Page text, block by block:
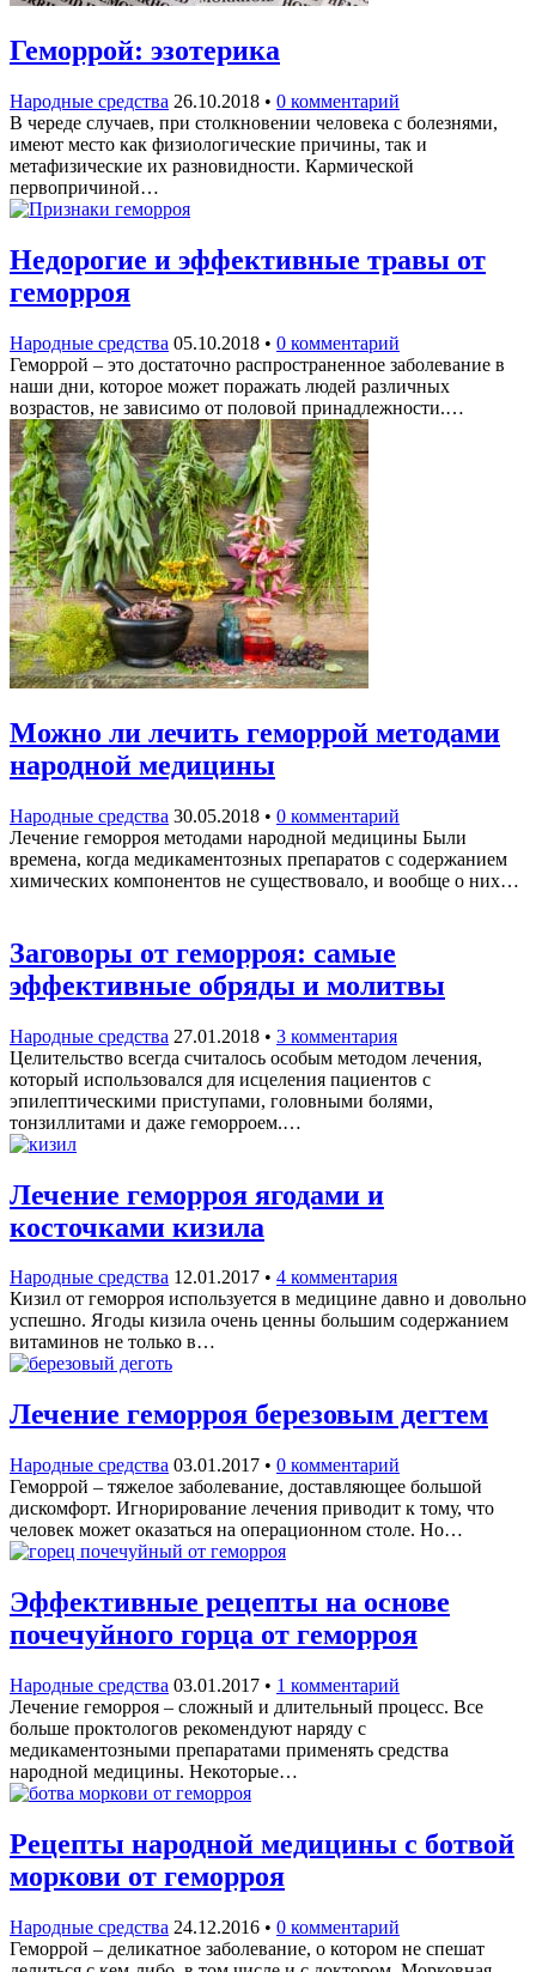
Геморрой: эзотерика
Народные средства 26.10.2018 • 0 комментарий
В череде случаев, при столкновении человека с болезнями,
имеют место как физиологические причины, так и
метафизические их разновидности. Кармической
первопричиной…
Недорогие и эффективные травы от
геморроя
Народные средства 05.10.2018 • 0 комментарий
Геморрой – это достаточно распространенное заболевание в
наши дни, которое может поражать людей различных
возрастов, не зависимо от половой принадлежности.…
Можно ли лечить геморрой методами
народной медицины
Народные средства 30.05.2018 • 0 комментарий
Лечение геморроя методами народной медицины Были
времена, когда медикаментозных препаратов с содержанием
химических компонентов не существовало, и вообще о них…
Заговоры от геморроя: самые
эффективные обряды и молитвы
Народные средства 27.01.2018 • 3 комментария
Целительство всегда считалось особым методом лечения,
который использовался для исцеления пациентов с
эпилептическими приступами, головными болями,
тонзиллитами и даже геморроем.…
Лечение геморроя ягодами и
косточками кизила
Народные средства 12.01.2017 • 4 комментария
Кизил от геморроя используется в медицине давно и довольно
успешно. Ягоды кизила очень ценны большим содержанием
витаминов не только в…
Лечение геморроя березовым дегтем
Народные средства 03.01.2017 • 0 комментарий
Геморрой – тяжелое заболевание, доставляющее большой
дискомфорт. Игнорирование лечения приводит к тому, что
человек может оказаться на операционном столе. Но…
Эффективные рецепты на основе
почечуйного горца от геморроя
Народные средства 03.01.2017 • 1 комментарий
Лечение геморроя – сложный и длительный процесс. Все
больше проктологов рекомендуют наряду с
медикаментозными препаратами применять средства
народной медицины. Некоторые…
Рецепты народной медицины с ботвой
моркови от геморроя
Народные средства 24.12.2016 • 0 комментарий
Геморрой – деликатное заболевание, о котором не спешат